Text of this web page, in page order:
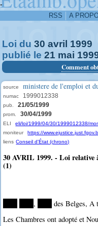
-
RSS A
Loi du 30 avril 1999
publié le 21 mai
Comment
source ministere de l'emploi et
numac 1999012338
pub. 21/05/1999
prom. 30/04/1999
ELI
eli/loi/1999/04/30/1999012338/
moniteur
https://
liens Conseil d'État (chrono)
30 AVRIL 1999. - Loi relative
(1)
****,
des Belges, A
Les Chambres ont adopté et